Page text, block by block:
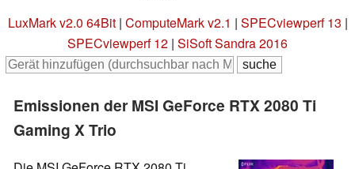
LuxMark v2.0 64Bit| ComputeMark v2.1 | SPECviewperf 13 |
SPECviewperf 12 | SiSoft Sandra 2016
Emissionen der MSI GeForce RTX 2080 Ti
Gaming X Trio